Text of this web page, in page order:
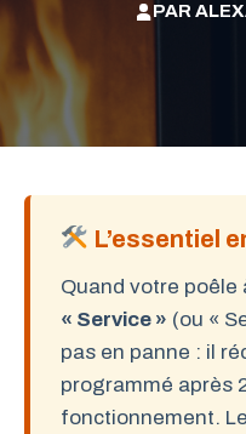
PAR
L’essentiel
Quand votre poêle
« Service » (ou «
pas en panne : il
programmé après
fonctionnement.